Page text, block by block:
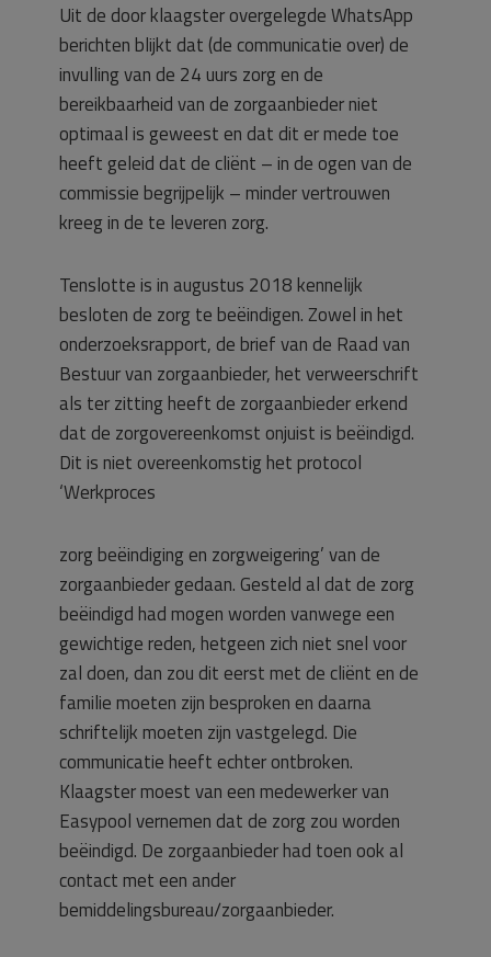
Uit de door klaagster overgelegde WhatsApp
berichten blijkt dat (de communicatie over) de
invulling van de 24 uurs zorg en de
bereikbaarheid van de zorgaanbieder niet
optimaal is geweest en dat dit er mede toe
heeft geleid dat de cliënt – in de ogen van de
commissie begrijpelijk – minder vertrouwen
kreeg in de te leveren zorg.
Tenslotte is in augustus 2018 kennelijk
besloten de zorg te beëindigen. Zowel in het
onderzoeksrapport, de brief van de Raad van
Bestuur van zorgaanbieder, het verweerschrift
als ter zitting heeft de zorgaanbieder erkend
dat de zorgovereenkomst onjuist is beëindigd.
Dit is niet overeenkomstig het protocol
‘Werkproces
zorg beëindiging en zorgweigering’ van de
zorgaanbieder gedaan. Gesteld al dat de zorg
beëindigd had mogen worden vanwege een
gewichtige reden, hetgeen zich niet snel voor
zal doen, dan zou dit eerst met de cliënt en de
familie moeten zijn besproken en daarna
schriftelijk moeten zijn vastgelegd. Die
communicatie heeft echter ontbroken.
Klaagster moest van een medewerker van
Easypool vernemen dat de zorg zou worden
beëindigd. De zorgaanbieder had toen ook al
contact met een ander
bemiddelingsbureau/zorgaanbieder.